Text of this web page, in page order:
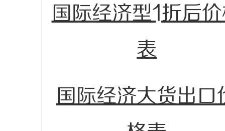
国际经济型1折后
表
国际经济大货出口